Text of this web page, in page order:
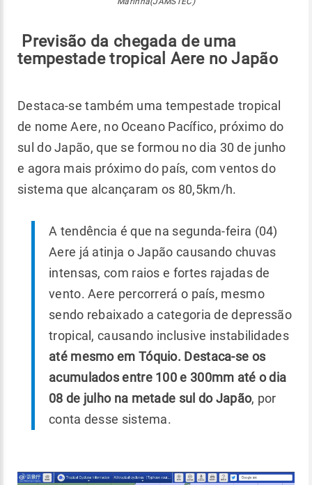
Previsão da chegada de uma
tempestade tropical Aere no Japão
Destaca-se também uma tempestade tropical
de nome Aere, no Oceano Pacífico, próximo do
sul do Japão, que se formou no dia 30 de junho
e agora mais próximo do país, com ventos do
sistema que alcançaram os 80,5km/h.
A tendência é que na segunda-feira (04)
Aere já atinja o Japão causando chuvas
intensas, com raios e fortes rajadas de
vento. Aere percorrerá o país, mesmo
sendo rebaixado a categoria de depressão
tropical, causando inclusive instabilidades
até mesmo em Tóquio. Destaca-se os
acumulados entre 100 e 300mm até o dia
08 de julho na metade sul do Japão, por
conta desse sistema.